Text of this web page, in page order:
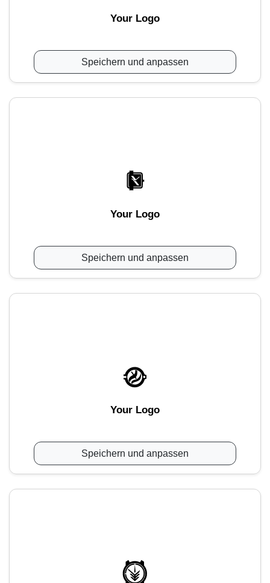
Your Logo
Speichern und anpassen
Your Logo
Speichern und anpassen
Your Logo
Speichern und anpassen